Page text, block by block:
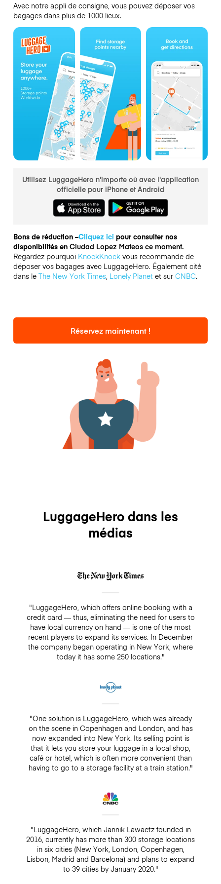
Avec notre appli de consigne, vous pouvez déposer vos
bagages dans plus de 1000 lieux.
Utilisez LuggageHero n'importe où avec l'application
officielle pour iPhone et Android
Bons de réduction –Cliquez ici pour consulter nos
disponibilités en Ciudad Lopez Mateos ce moment.
Regardez pourquoi KnockKnockvous recommande de
déposer vos bagages avec LuggageHero. Également cité
dans le The New York Times, Lonely Planetet sur CNBC.
Réservez maintenant !
LuggageHero dans les
médias
"LuggageHero, which offers online booking with a
credit card — thus, eliminating the need for users to
have local currency on hand — is one of the most
recent players to expand its services. In December
the company began operating in New York, where
today it has some 250 locations."
"One solution is LuggageHero, which was already
on the scene in Copenhagen and London, and has
now expanded into New York. Its selling point is
that it lets you store your luggage in a local shop,
café or hotel, which is often more convenient than
having to go to a storage facility at a train station."
"LuggageHero, which Jannik Lawaetz founded in
2016, currently has more than 300 storage locations
in six cities (New York, London, Copenhagen,
Lisbon, Madrid and Barcelona) and plans to expand
to 39 cities by January 2020."